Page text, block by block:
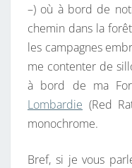
–) où à bord de
chemin dans la
les campagnes
me contenter de
à bord de ma
Lombardie (Red
monochrome.
Bref, si je vous